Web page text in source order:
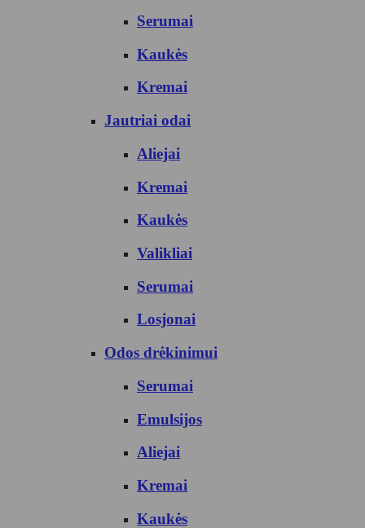
Serumai
Kaukės
Kremai
Jautriai odai
Aliejai
Kremai
Kaukės
Valikliai
Serumai
Losjonai
Odos drėkinimui
Serumai
Emulsijos
Aliejai
Kremai
Kaukės